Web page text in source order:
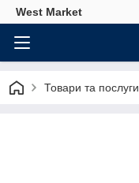
West Market
Товари та послуги